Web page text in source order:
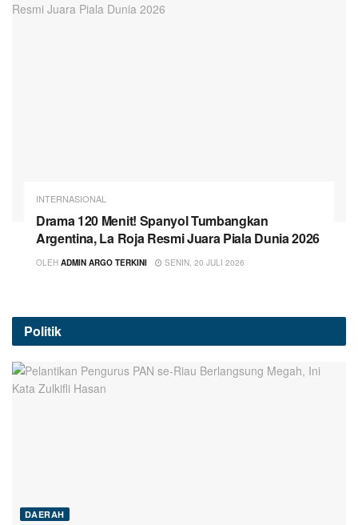
INTERNASIONAL
Drama 120 Menit! Spanyol Tumbangkan
Argentina, La Roja Resmi Juara Piala Dunia 2026
OLEH ADMIN ARGO TERKINI SENIN, 20 JULI 2026
Politik
DAERAH